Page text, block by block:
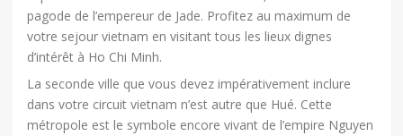
pagode de l’empereur de Jade. Profitez au maximum de
votre sejour vietnam en visitant tous les lieux dignes
d’intérêt à Ho Chi Minh.
La seconde ville que vous devez impérativement inclure
dans votre circuit vietnam n’est autre que Hué. Cette
métropole est le symbole encore vivant de l’empire Nguyen